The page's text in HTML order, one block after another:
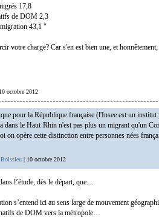
17,8
de DOM 2,3
43,1 "
votre charge? Car s'en est bien une, et honnêtement,
octobre 2012
pour la République française (l'Insee est un
dans le Haut-Rhin n'est pas plus un migrant qu'un
on opère cette distinction entre personnes nées
| 10 octobre 2012
l’étude, dès le départ, que…
s’entend ici au sens large de mouvement
de DOM vers la métropole…